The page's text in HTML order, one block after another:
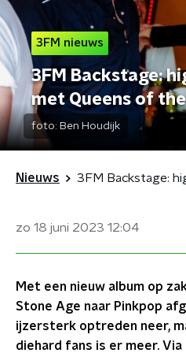
3FM nieuws
3FM Backstage:
met Queens of
foto: Ben Houdijk
Nieuws
zo 18 juni 2023 12:04
Met een nieuw album op
Stone Age naar Pinkpop
ijzersterk optreden neer,
diehard fans is er meer.